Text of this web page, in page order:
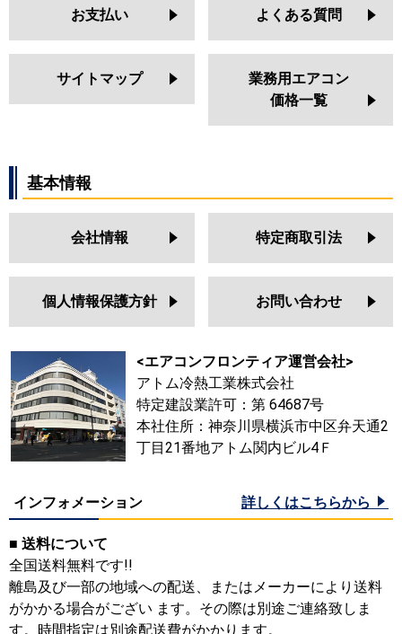
お支払い よくある質問
サイトマップ
業務用エアコン
価格一覧
基本情報
会社情報 特定商取引法
個人情報保護方針 お問い合わせ
<エアコンフロンティア運営会社>
アトム冷熱工業株式会社
特定建設業許可：第 64687号
本社住所：神奈川県横浜市中区弁天通2
丁目21番地アトム関内ビル4Ｆ
インフォメーション 詳しくはこちらから
■ 送料について
全国送料無料です!!
離島及び一部の地域への配送、またはメーカーにより送料
がかかる場合がござい ます。その際は別途ご連絡致しま
す。時間指定は別途配送費がかかります。